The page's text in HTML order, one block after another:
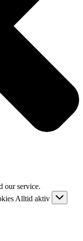
our service.
Alltid aktiv